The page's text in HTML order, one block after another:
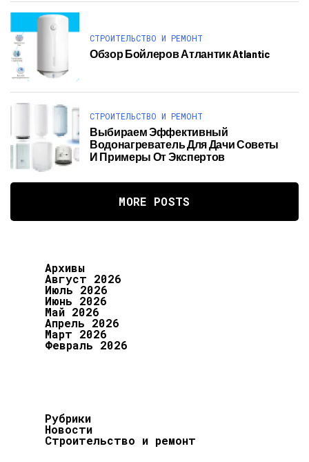
СТРОИТЕЛЬСТВО И РЕМОНТ
Обзор Бойлеров Атлантик Atlantic
СТРОИТЕЛЬСТВО И РЕМОНТ
Выбираем Эффективный
Водонагреватель Для Дачи Советы
И Примеры От Экспертов
MORE POSTS
Архивы
Август 2026
Июль 2026
Июнь 2026
Май 2026
Апрель 2026
Март 2026
Февраль 2026
Рубрики
Новости
Строительство и ремонт